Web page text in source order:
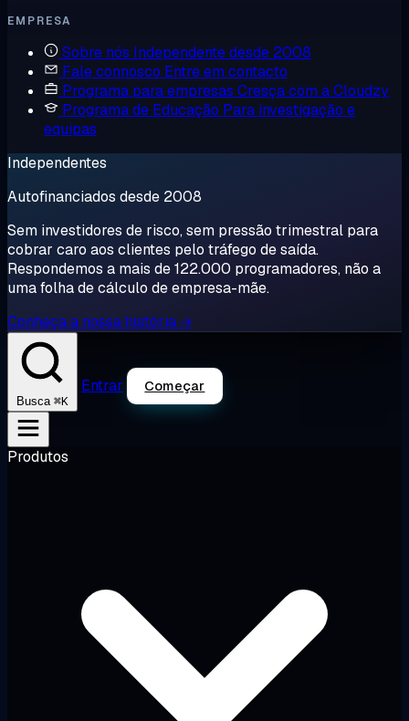
EMPRESA
Sobre nós Independente desde 2008
Fale connosco Entre em contacto
Programa para empresas Cresça com a Cloudzy
Programa de Educação Para investigação e
equipas
Independentes
Autofinanciados desde 2008
Sem investidores de risco, sem pressão trimestral para
cobrar caro aos clientes pelo tráfego de saída.
Respondemos a mais de 122.000 programadores, não a
uma folha de cálculo de empresa-mãe.
Conheça a nossa história →
Busca ⌘K
Entrar Começar
Produtos